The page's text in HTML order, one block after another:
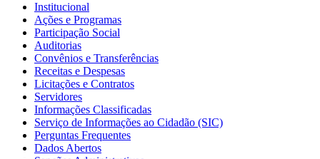
Institucional
Ações e Programas
Participação Social
Auditorias
Convênios e Transferências
Receitas e Despesas
Licitações e Contratos
Servidores
Informações Classificadas
Serviço de Informações ao Cidadão (SIC)
Perguntas Frequentes
Dados Abertos